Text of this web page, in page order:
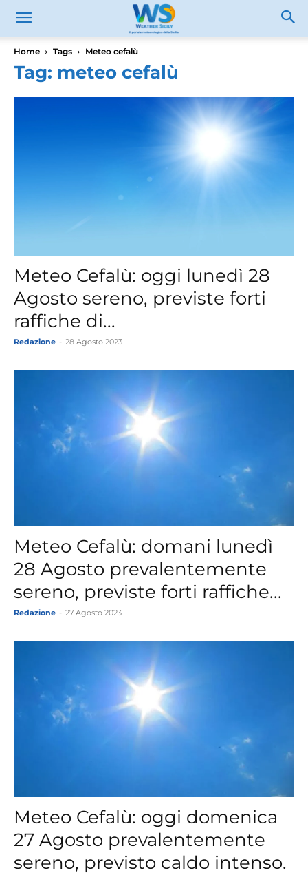
Home Tags Meteo cefalù
Tag: meteo cefalù
Meteo Cefalù: oggi lunedì 28
Agosto sereno, previste forti
raffiche di...
Redazione 28 Agosto 2023
Meteo Cefalù: domani lunedì
28 Agosto prevalentemente
sereno, previste forti raffiche...
Redazione 27 Agosto 2023
Meteo Cefalù: oggi domenica
27 Agosto prevalentemente
sereno, previsto caldo intenso.